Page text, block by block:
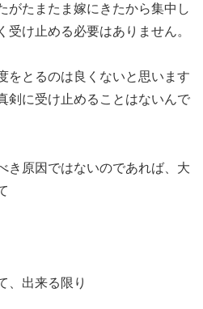
がたまたま嫁にきたから集中し
受け止める必要はありません。
をとるのは良くないと思います
剣に受け止めることはないんで
き原因ではないのであれば、大
、出来る限り